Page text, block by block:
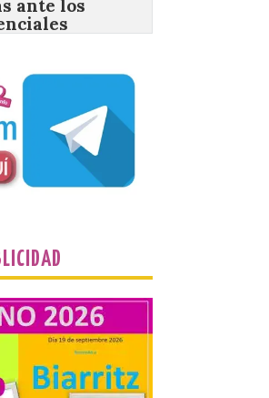
antes del eclipse
total del 12 de
que atravesará
de oeste a este, y
varios millones de
disfrutar de este
histórico. Algunas
ya han […]
de
“Música
un
con
de sol